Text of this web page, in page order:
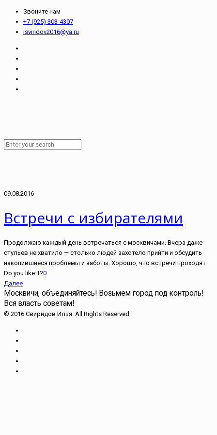
Звоните нам
+7 (925) 303-4307
isviridov2016@ya.ru
09.08.2016
Встречи с избирателями
Продолжаю каждый день встречаться с москвичами. Вчера даже
стульев не хватило — столько людей захотело прийти и обсудить
накопившиеся проблемы и заботы. Хорошо, что встречи проходят
Do you like it?0
Далее
Москвичи, объединяйтесь! Возьмем город под контроль!
Вся власть советам!
© 2016 Свиридов Илья. All Rights Reserved.